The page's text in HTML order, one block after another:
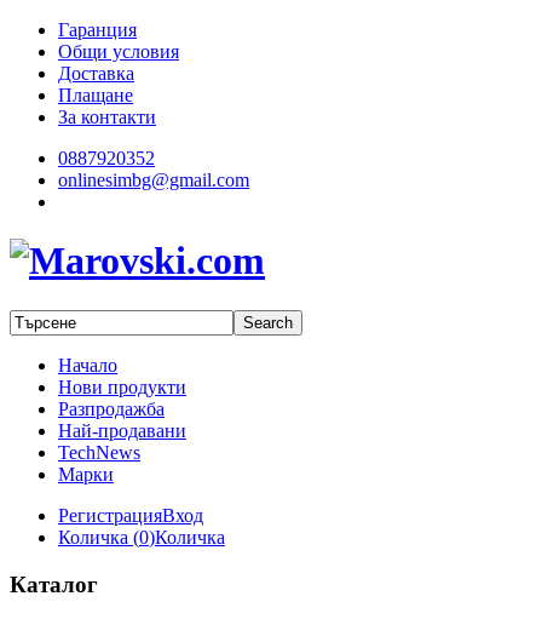
Гаранция
Общи условия
Доставка
Плащане
За контакти
0887920352
onlinesimbg@gmail.com
Начало
Нови продукти
Разпродажба
Най-продавани
TechNews
Марки
РегистрацияВход
Количка (0)Количка
Каталог